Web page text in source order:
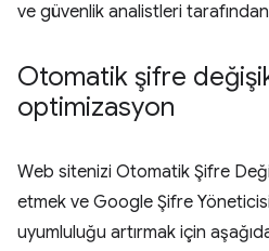
ve güvenlik analistleri
Otomatik şifre
optimizasyon
Web sitenizi Otomatik Şifre
etmek ve Google Şifre
uyumluluğu artırmak için